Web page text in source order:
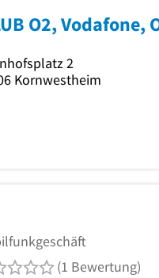
2
Kornwestheim
1 von 5 Sternen
(1 Bewertung)